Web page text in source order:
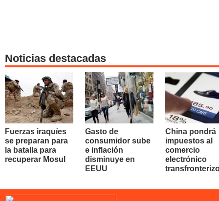
Noticias destacadas
Fuerzas iraquíes
se preparan para
la batalla para
recuperar Mosul
Gasto de
consumidor sube
e inflación
disminuye en
EEUU
China pondrá
impuestos al
comercio
electrónico